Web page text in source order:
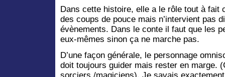
Dans cette histoire, elle a le rôle tout à fait
des coups de pouce mais n’intervient pas
évènements. Dans le conte il faut que les
eux-mêmes sinon ça ne marche pas.
D’une façon générale, le personnage
doit toujours guider mais rester en marge.